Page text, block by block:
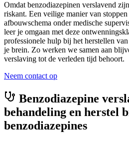
Omdat benzodiazepinen verslavend
riskant. Een veilige manier van
afbouwschema onder medische
leer je omgaan met deze
professionele hulp bij het herstellen
je brein. Zo werken we samen aan
verslaving tot de verleden tijd behoort.
Neem contact op
Benzodiazepine
behandeling en herstel
benzodiazepines